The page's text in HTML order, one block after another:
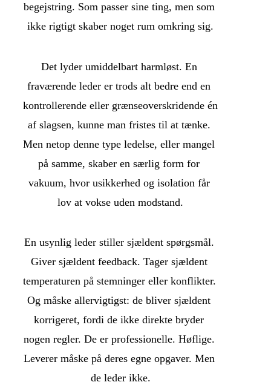
begejstring. Som passer sine ting, men som
ikke rigtigt skaber noget rum omkring sig.
Det lyder umiddelbart harmløst. En
fraværende leder er trods alt bedre end en
kontrollerende eller grænseoverskridende én
af slagsen, kunne man fristes til at tænke.
Men netop denne type ledelse, eller mangel
på samme, skaber en særlig form for
vakuum, hvor usikkerhed og isolation får
lov at vokse uden modstand.
En usynlig leder stiller sjældent spørgsmål.
Giver sjældent feedback. Tager sjældent
temperaturen på stemninger eller konflikter.
Og måske allervigtigst: de bliver sjældent
korrigeret, fordi de ikke direkte bryder
nogen regler. De er professionelle. Høflige.
Leverer måske på deres egne opgaver. Men
de leder ikke.